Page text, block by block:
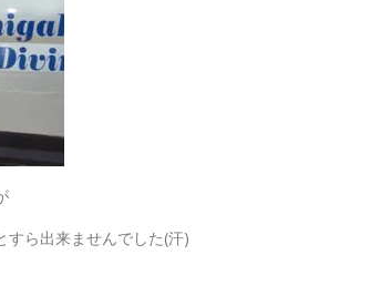
すら出来ませんでした(汗)